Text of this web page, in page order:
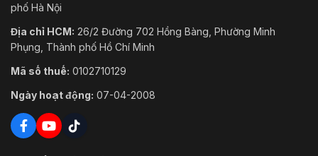
phố Hà Nội
Địa chỉ HCM: 26/2 Đường 702 Hồng Bàng, Phường Minh
Phụng, Thành phố Hồ Chí Minh
Mã số thuế: 0102710129
Ngày hoạt động: 07-04-2008